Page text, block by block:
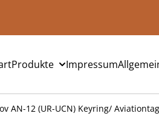
Produkte Impressum
AN-12 (UR-UCN) Keyring/